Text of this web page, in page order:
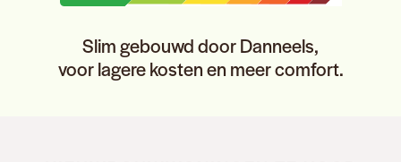
Slim gebouwd door Danneels,
voor lagere kosten en meer comfort.